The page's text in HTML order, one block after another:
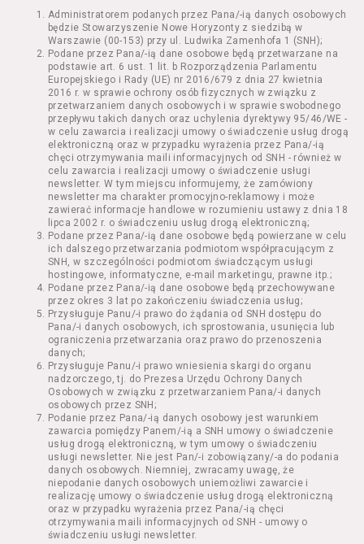
wykorzystaniem Serwisu;
Seans – organizowany przez Usługodawcę
w Kinie Nowe Horyzonty we Wrocławiu (ul.
Kazimierza Wielkiego 19a-21) pokaz filmu nie
stanowiący części Wydarzenia;
Wydarzenie – organizowany przez
Usługodawcę w Kinie Nowe Horyzonty we
Wrocławiu (ul. Kazimierza Wielkiego 19a-21)
festiwal filmowy, przegląd filmowy, pokaz
specjalny, performance, opera, koncert lub
inna podobna impreza;
Kurs – zajęcia organizowane przez
Organizatora będące przedsięwzięciem o
charakterze edukacyjnym;
Bilety – dokumenty potwierdzające zawarcie
umowy z Usługodawcą i uprawniające do
wzięcia udziału w Seansie lub w części
określonego Wydarzenia;
Karnety – zestaw określonej liczby Biletów na
poszczególne części danego Wydarzenia lub
na całe Wydarzenie, przewidziany dla danego
Wydarzenia przez Usługodawcę;
Regulamin – niniejszy regulamin.
§ 2 Postanowienia ogólne
Regulamin określa zasady:
świadczenia Usługobiorcom Usług przez
Usługodawcę, z zastrzeżeniem usług, o
których mowa w ust. 2 pkt 4 i 5 poniżej,
których zasady świadczenia w zakresie
nieuregulowanym w Regulaminie precyzują
odrębne regulaminy,
przetwarzania przez Usługodawcę danych
Administratorem podanych przez Pana/-ią danych osobowych
będzie Stowarzyszenie Nowe Horyzonty z siedzibą w
Warszawie (00-153) przy ul. Ludwika Zamenhofa 1 (SNH);
Podane przez Pana/-ią dane osobowe będą przetwarzane na
podstawie art. 6 ust. 1 lit. b Rozporządzenia Parlamentu
Europejskiego i Rady (UE) nr 2016/679 z dnia 27 kwietnia
2016 r. w sprawie ochrony osób fizycznych w związku z
przetwarzaniem danych osobowych i w sprawie swobodnego
przepływu takich danych oraz uchylenia dyrektywy 95/46/WE -
w celu zawarcia i realizacji umowy o świadczenie usług drogą
elektroniczną oraz w przypadku wyrażenia przez Pana/-ią
chęci otrzymywania maili informacyjnych od SNH - również w
celu zawarcia i realizacji umowy o świadczenie usługi
newsletter. W tym miejscu informujemy, że zamówiony
newsletter ma charakter promocyjno-reklamowy i może
zawierać informacje handlowe w rozumieniu ustawy z dnia 18
lipca 2002 r. o świadczeniu usług drogą elektroniczną;
Podane przez Pana/-ią dane osobowe będą powierzane w celu
ich dalszego przetwarzania podmiotom współpracującym z
SNH, w szczególności podmiotom świadczącym usługi
hostingowe, informatyczne, e-mail marketingu, prawne itp.;
Podane przez Pana/-ią dane osobowe będą przechowywane
przez okres 3 lat po zakończeniu świadczenia usług;
Przysługuje Panu/-i prawo do żądania od SNH dostępu do
Pana/-i danych osobowych, ich sprostowania, usunięcia lub
ograniczenia przetwarzania oraz prawo do przenoszenia
danych;
Przysługuje Panu/-i prawo wniesienia skargi do organu
nadzorczego, tj. do Prezesa Urzędu Ochrony Danych
Osobowych w związku z przetwarzaniem Pana/-i danych
osobowych przez SNH;
Podanie przez Pana/-ią danych osobowy jest warunkiem
zawarcia pomiędzy Panem/-ią a SNH umowy o świadczenie
usług drogą elektroniczną, w tym umowy o świadczeniu
usługi newsletter. Nie jest Pan/-i zobowiązany/-a do podania
danych osobowych. Niemniej, zwracamy uwagę, że
niepodanie danych osobowych uniemożliwi zawarcie i
realizację umowy o świadczenie usług drogą elektroniczną
oraz w przypadku wyrażenia przez Pana/-ią chęci
otrzymywania maili informacyjnych od SNH - umowy o
świadczeniu usługi newsletter.